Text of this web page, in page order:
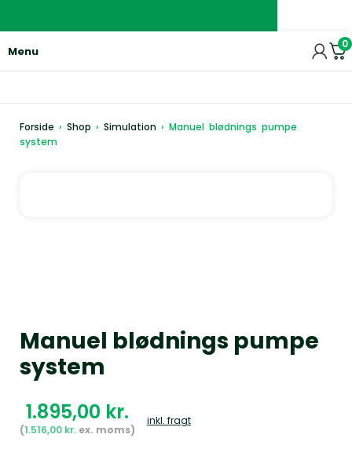
Menu 0
Forside › Shop › Simulation › Manuel blødnings pumpe
system
Manuel blødnings pumpe
system
kr.
1.516,00 kr.
inkl. fragt